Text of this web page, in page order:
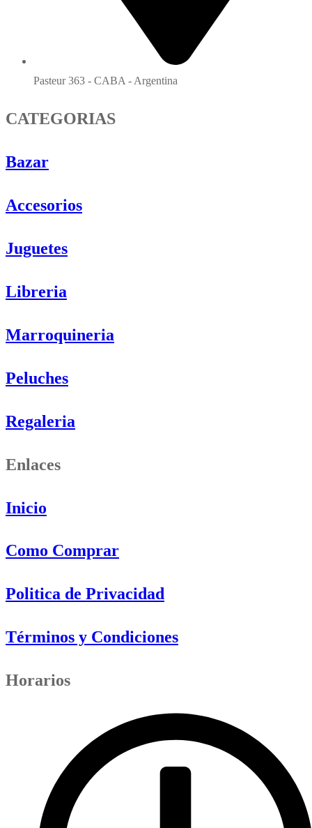
Pasteur 363 - CABA - Argentina
CATEGORIAS
Bazar
Accesorios
Juguetes
Libreria
Marroquineria
Peluches
Regaleria
Enlaces
Inicio
Como Comprar
Politica de Privacidad
Términos y Condiciones
Horarios